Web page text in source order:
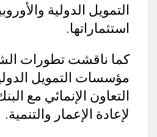
التمويل الدولية
استثماراتها.
كما ناقشت تطورات
مؤسسات التمويل
التعاون الإنمائي مع
لإعادة الإعمار والتنمية.